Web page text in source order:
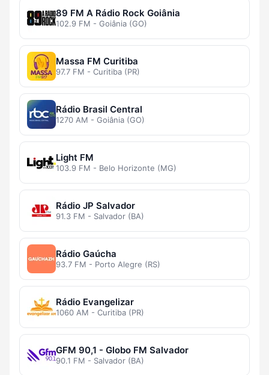
89 FM A Rádio Rock Goiânia
102.9 FM - Goiânia (GO)
Massa FM Curitiba
97.7 FM - Curitiba (PR)
Rádio Brasil Central
1270 AM - Goiânia (GO)
Light FM
103.9 FM - Belo Horizonte (MG)
Rádio JP Salvador
91.3 FM - Salvador (BA)
Rádio Gaúcha
93.7 FM - Porto Alegre (RS)
Rádio Evangelizar
1060 AM - Curitiba (PR)
GFM 90,1 - Globo FM Salvador
90.1 FM - Salvador (BA)